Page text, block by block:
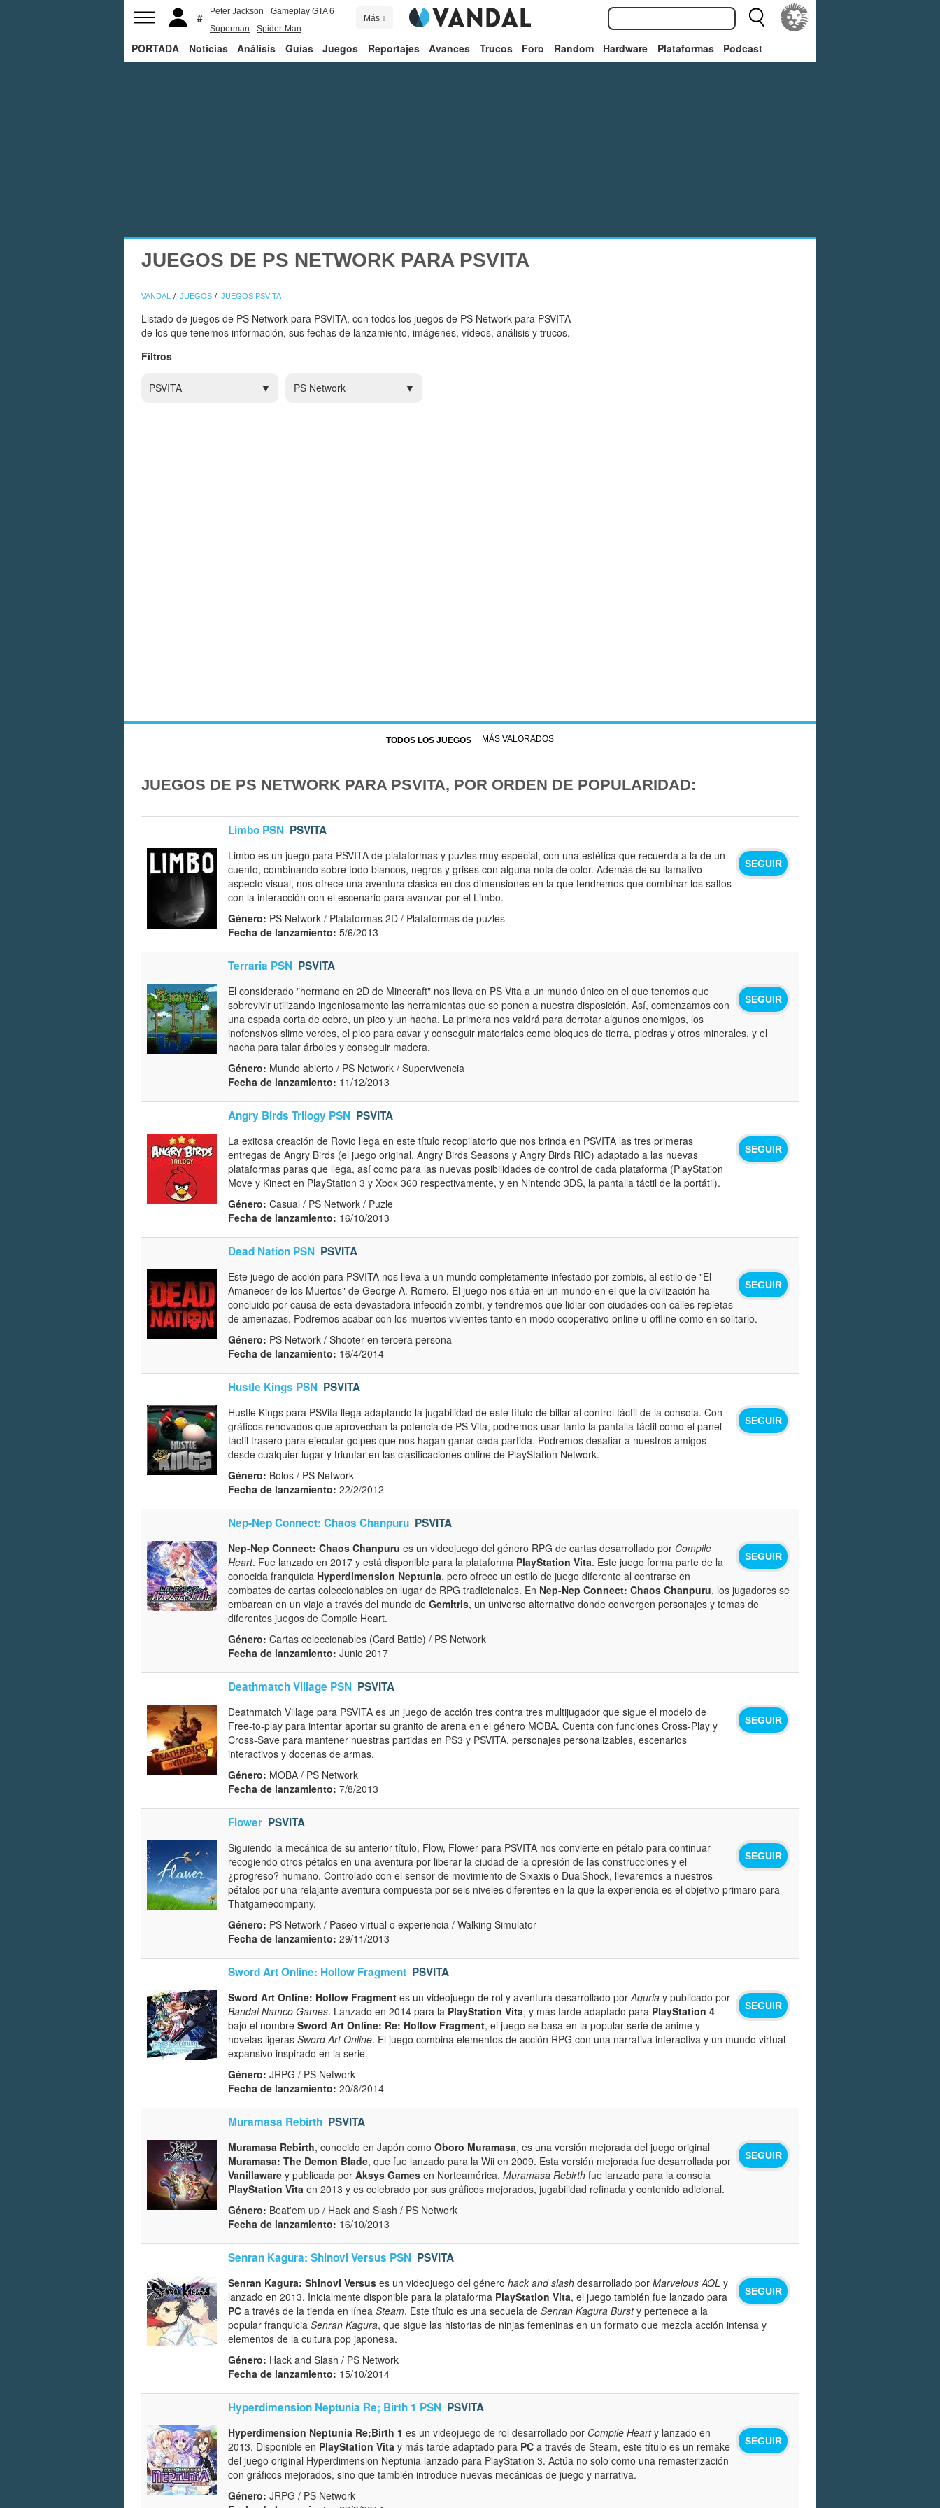
Peter Jackson
Gameplay GTA 6
Superman
Spider-Man
Más ↓
PORTADA Noticias Análisis Guías Juegos Reportajes Avances Trucos Foro Random Hardware Plataformas Podcast
JUEGOS DE PS NETWORK PARA PSVITA
VANDAL JUEGOS JUEGOS PSVITA
Listado de juegos de PS Network para PSVITA, con todos los juegos de PS Network para PSVITA
de los que tenemos información, sus fechas de lanzamiento, imágenes, vídeos, análisis y trucos.
Filtros
PSVITA PS Network
TODOS LOS JUEGOS MÁS VALORADOS
JUEGOS DE PS NETWORK PARA PSVITA, POR ORDEN DE POPULARIDAD:
Limbo PSN PSVITA
SEGUIR
Limbo es un juego para PSVITA de plataformas y puzles muy especial, con una estética que recuerda a la de un
cuento, combinando sobre todo blancos, negros y grises con alguna nota de color. Además de su llamativo
aspecto visual, nos ofrece una aventura clásica en dos dimensiones en la que tendremos que combinar los saltos
con la interacción con el escenario para avanzar por el Limbo.
Género: PS Network / Plataformas 2D / Plataformas de puzles
Fecha de lanzamiento: 5/6/2013
Terraria PSN PSVITA
SEGUIR
El considerado "hermano en 2D de Minecraft" nos lleva en PS Vita a un mundo único en el que tenemos que
sobrevivir utilizando ingeniosamente las herramientas que se ponen a nuestra disposición. Así, comenzamos con
una espada corta de cobre, un pico y un hacha. La primera nos valdrá para derrotar algunos enemigos, los
inofensivos slime verdes, el pico para cavar y conseguir materiales como bloques de tierra, piedras y otros minerales, y el
hacha para talar árboles y conseguir madera.
Género: Mundo abierto / PS Network / Supervivencia
Fecha de lanzamiento: 11/12/2013
Angry Birds Trilogy PSN PSVITA
SEGUIR
La exitosa creación de Rovio llega en este título recopilatorio que nos brinda en PSVITA las tres primeras
entregas de Angry Birds (el juego original, Angry Birds Seasons y Angry Birds RIO) adaptado a las nuevas
plataformas paras que llega, así como para las nuevas posibilidades de control de cada plataforma (PlayStation
Move y Kinect en PlayStation 3 y Xbox 360 respectivamente, y en Nintendo 3DS, la pantalla táctil de la portátil).
Género: Casual / PS Network / Puzle
Fecha de lanzamiento: 16/10/2013
Dead Nation PSN PSVITA
SEGUIR
Este juego de acción para PSVITA nos lleva a un mundo completamente infestado por zombis, al estilo de "El
Amanecer de los Muertos" de George A. Romero. El juego nos sitúa en un mundo en el que la civilización ha
concluido por causa de esta devastadora infección zombi, y tendremos que lidiar con ciudades con calles repletas
de amenazas. Podremos acabar con los muertos vivientes tanto en modo cooperativo online u offline como en solitario.
Género: PS Network / Shooter en tercera persona
Fecha de lanzamiento: 16/4/2014
Hustle Kings PSN PSVITA
SEGUIR
Hustle Kings para PSVita llega adaptando la jugabilidad de este título de billar al control táctil de la consola. Con
gráficos renovados que aprovechan la potencia de PS Vita, podremos usar tanto la pantalla táctil como el panel
táctil trasero para ejecutar golpes que nos hagan ganar cada partida. Podremos desafiar a nuestros amigos
desde cualquier lugar y triunfar en las clasificaciones online de PlayStation Network.
Género: Bolos / PS Network
Fecha de lanzamiento: 22/2/2012
Nep-Nep Connect: Chaos Chanpuru PSVITA
SEGUIR
Nep-Nep Connect: Chaos Chanpuru es un videojuego del género RPG de cartas desarrollado por Compile
Heart. Fue lanzado en 2017 y está disponible para la plataforma PlayStation Vita. Este juego forma parte de la
conocida franquicia Hyperdimension Neptunia, pero ofrece un estilo de juego diferente al centrarse en
combates de cartas coleccionables en lugar de RPG tradicionales. En Nep-Nep Connect: Chaos Chanpuru, los jugadores se
embarcan en un viaje a través del mundo de Gemitris, un universo alternativo donde convergen personajes y temas de
diferentes juegos de Compile Heart.
Género: Cartas coleccionables (Card Battle) / PS Network
Fecha de lanzamiento: Junio 2017
Deathmatch Village PSN PSVITA
SEGUIR
Deathmatch Village para PSVITA es un juego de acción tres contra tres multijugador que sigue el modelo de
Free-to-play para intentar aportar su granito de arena en el género MOBA. Cuenta con funciones Cross-Play y
Cross-Save para mantener nuestras partidas en PS3 y PSVITA, personajes personalizables, escenarios
interactivos y docenas de armas.
Género: MOBA / PS Network
Fecha de lanzamiento: 7/8/2013
Flower PSVITA
SEGUIR
Siguiendo la mecánica de su anterior título, Flow, Flower para PSVITA nos convierte en pétalo para continuar
recogiendo otros pétalos en una aventura por liberar la ciudad de la opresión de las construcciones y el
¿progreso? humano. Controlado con el sensor de movimiento de Sixaxis o DualShock, llevaremos a nuestros
pétalos por una relajante aventura compuesta por seis niveles diferentes en la que la experiencia es el objetivo primaro para
Thatgamecompany.
Género: PS Network / Paseo virtual o experiencia / Walking Simulator
Fecha de lanzamiento: 29/11/2013
Sword Art Online: Hollow Fragment PSVITA
SEGUIR
Sword Art Online: Hollow Fragment es un videojuego de rol y aventura desarrollado por Aquria y publicado por
Bandai Namco Games. Lanzado en 2014 para la PlayStation Vita, y más tarde adaptado para PlayStation 4
bajo el nombre Sword Art Online: Re: Hollow Fragment, el juego se basa en la popular serie de anime y
novelas ligeras Sword Art Online. El juego combina elementos de acción RPG con una narrativa interactiva y un mundo virtual
expansivo inspirado en la serie.
Género: JRPG / PS Network
Fecha de lanzamiento: 20/8/2014
Muramasa Rebirth PSVITA
SEGUIR
Muramasa Rebirth, conocido en Japón como Oboro Muramasa, es una versión mejorada del juego original
Muramasa: The Demon Blade, que fue lanzado para la Wii en 2009. Esta versión mejorada fue desarrollada por
Vanillaware y publicada por Aksys Games en Norteamérica. Muramasa Rebirth fue lanzado para la consola
PlayStation Vita en 2013 y es celebrado por sus gráficos mejorados, jugabilidad refinada y contenido adicional.
Género: Beat'em up / Hack and Slash / PS Network
Fecha de lanzamiento: 16/10/2013
Senran Kagura: Shinovi Versus PSN PSVITA
SEGUIR
Senran Kagura: Shinovi Versus es un videojuego del género hack and slash desarrollado por Marvelous AQL y
lanzado en 2013. Inicialmente disponible para la plataforma PlayStation Vita, el juego también fue lanzado para
PC a través de la tienda en línea Steam. Este título es una secuela de Senran Kagura Bursty pertenece a la
popular franquicia Senran Kagura, que sigue las historias de ninjas femeninas en un formato que mezcla acción intensa y
elementos de la cultura pop japonesa.
Género: Hack and Slash / PS Network
Fecha de lanzamiento: 15/10/2014
Hyperdimension Neptunia Re; Birth 1 PSN PSVITA
SEGUIR
Hyperdimension Neptunia Re;Birth 1 es un videojuego de rol desarrollado por Compile Hearty lanzado en
2013. Disponible en PlayStation Vita y más tarde adaptado para PC a través de Steam, este título es un remake
del juego original Hyperdimension Neptunia lanzado para PlayStation 3. Actúa no solo como una remasterización
con gráficos mejorados, sino que también introduce nuevas mecánicas de juego y narrativa.
Género: JRPG / PS Network